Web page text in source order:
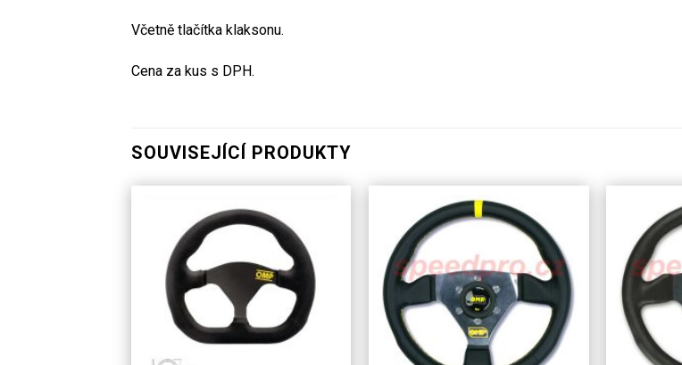
Včetně tlačítka klaksonu.
Cena za kus s DPH.
SOUVISEJÍCÍ PRODUKTY